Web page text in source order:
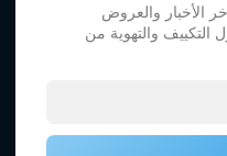
الأخبار والعروض
التكييف والتهوية من